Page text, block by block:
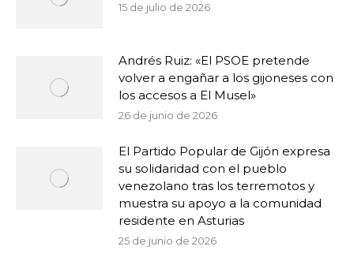
15 de julio de 2026
Andrés Ruiz: «El PSOE pretende
volver a engañar a los gijoneses con
los accesos a El Musel»
26 de junio de 2026
El Partido Popular de Gijón expresa
su solidaridad con el pueblo
venezolano tras los terremotos y
muestra su apoyo a la comunidad
residente en Asturias
25 de junio de 2026